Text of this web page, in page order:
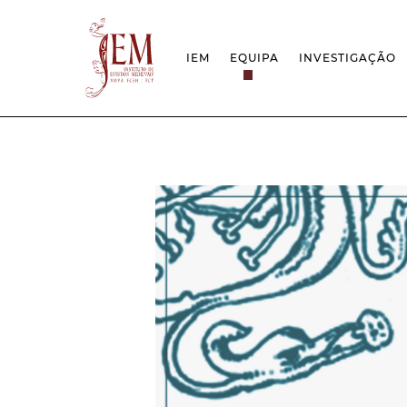
IEM
PROJETO ESTRATÉGICO
RELATÓRIOS FCT
QUESTÕES DE ASSÉDIO E ÉTICA
EQUIPA INVESTIGAÇÃO